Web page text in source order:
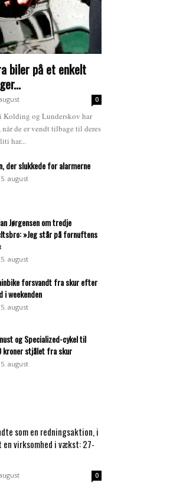
biler på et enkelt
0
Kolding og Lunderskov har
de er vendt tilbage til deres
har...
der slukkede for alarmerne
august
Jørgensen om tredje
»Jeg står på fornuftens
august
forsvandt fra skur efter
i weekenden
august
og Specialized-cykel til
kroner stjålet fra skur
august
som en redningsaktion, i
en virksomhed i vækst: 27-
0